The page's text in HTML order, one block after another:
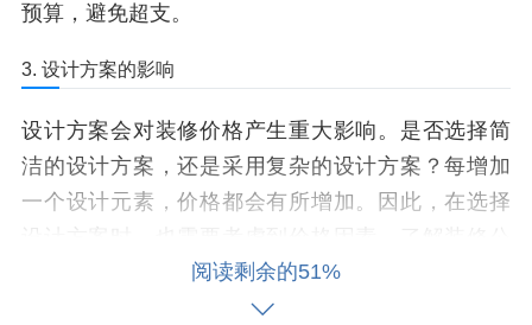
预算，避免超支。
3. 设计方案的影响
设计方案会对装修价格产生重大影响。是否选择简
洁的设计方案，还是采用复杂的设计方案？每增加
一个设计元素，价格都会有所增加。因此，在选择
司的设计方案选择，如何在保证质量的前提下，降
阅读剩余的51%